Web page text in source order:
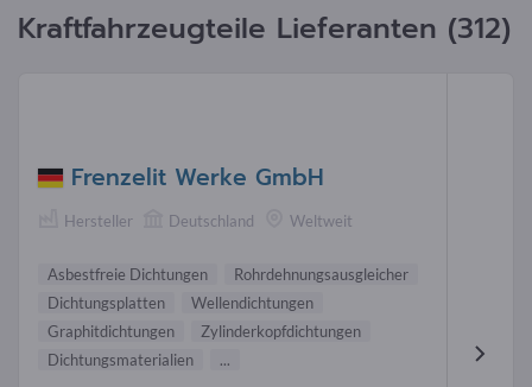
Kraftfahrzeugteile Lieferanten (312)
Frenzelit Werke GmbH
Hersteller Deutschland Weltweit
Asbestfreie Dichtungen
Rohrdehnungsausgleicher
Dichtungsplatten
Wellendichtungen
Graphitdichtungen
Zylinderkopfdichtungen
Dichtungsmaterialien
...